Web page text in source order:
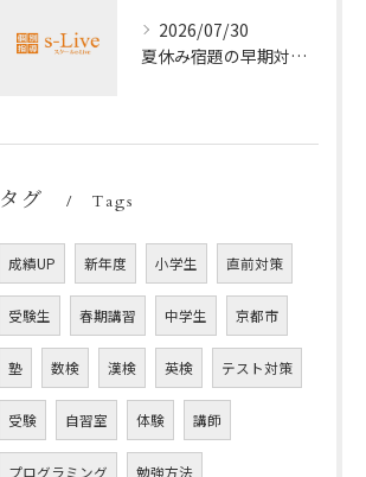
2026/07/30
夏休み宿題の早期対策ポイント
タグ Tags
成績UP 新年度 小学生 直前対策
受験生 春期講習 中学生 京都市
塾 数検 漢検 英検 テスト対策
受験 自習室 体験 講師
プログラミング 勉強方法